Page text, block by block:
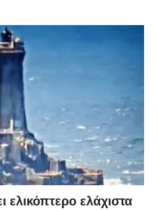
ελικόπτερο ελάχιστα